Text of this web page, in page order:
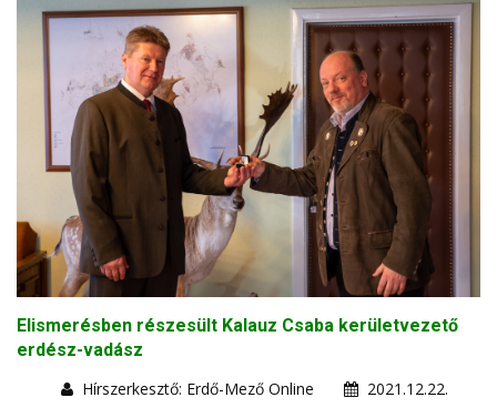
Elismerésben részesült Kalauz Csaba kerületvezető
erdész-vadász
Hírszerkesztő: Erdő-Mező Online
2021.12.22.